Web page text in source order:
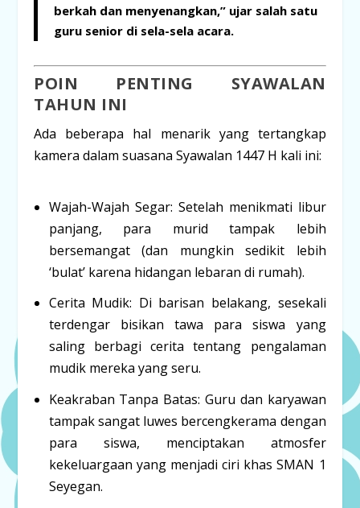
berkah dan menyenangkan,” ujar salah satu
guru senior di sela-sela acara.
POIN PENTING SYAWALAN
TAHUN INI
Ada beberapa hal menarik yang tertangkap
kamera dalam suasana Syawalan 1447 H kali ini:
Wajah-Wajah Segar: Setelah menikmati libur
panjang, para murid tampak lebih
bersemangat (dan mungkin sedikit lebih
‘bulat’ karena hidangan lebaran di rumah).
Cerita Mudik: Di barisan belakang, sesekali
terdengar bisikan tawa para siswa yang
saling berbagi cerita tentang pengalaman
mudik mereka yang seru.
Keakraban Tanpa Batas: Guru dan karyawan
tampak sangat luwes bercengkerama dengan
para siswa, menciptakan atmosfer
kekeluargaan yang menjadi ciri khas SMAN 1
Seyegan.